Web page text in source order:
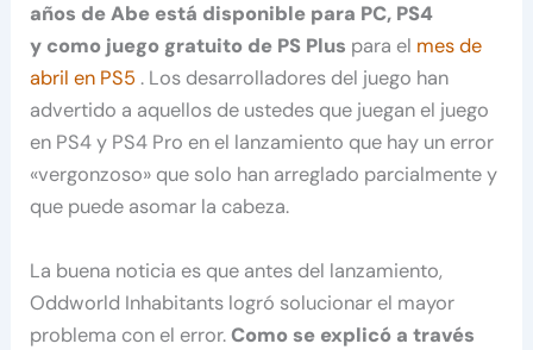
años de Abe está disponible para PC, PS4
y como juego gratuito de PS Plus para el mes de
abril en PS5 . Los desarrolladores del juego han
advertido a aquellos de ustedes que juegan el juego
en PS4 y PS4 Pro en el lanzamiento que hay un error
«vergonzoso» que solo han arreglado parcialmente y
que puede asomar la cabeza.
La buena noticia es que antes del lanzamiento,
Oddworld Inhabitants logró solucionar el mayor
problema con el error.Como se explicó a través